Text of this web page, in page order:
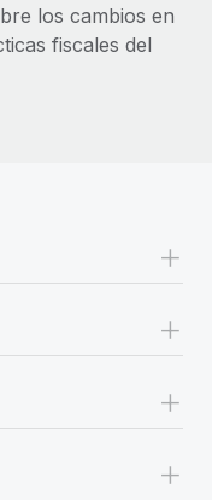
los cambios en
fiscales del
+
+
+
+